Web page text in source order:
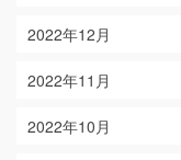
2022年12月
2022年11月
2022年10月